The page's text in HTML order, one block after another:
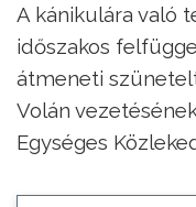
A kánikulára való
időszakos
átmeneti
Volán
Egységes